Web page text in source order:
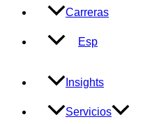
Carreras
Esp
Insights
Servicios